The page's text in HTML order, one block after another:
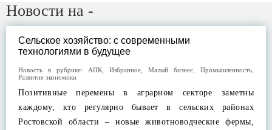
Новости на -
Сельское хозяйство: с современными
технологиями в будущее
Новость в рубрике: АПК Избранное Малый бизнес Промышленность
Развитие экономики
Позитивные перемены в аграрном секторе заметны
каждому, кто регулярно бывает в сельских районах
Ростовской области – новые животноводческие фермы,